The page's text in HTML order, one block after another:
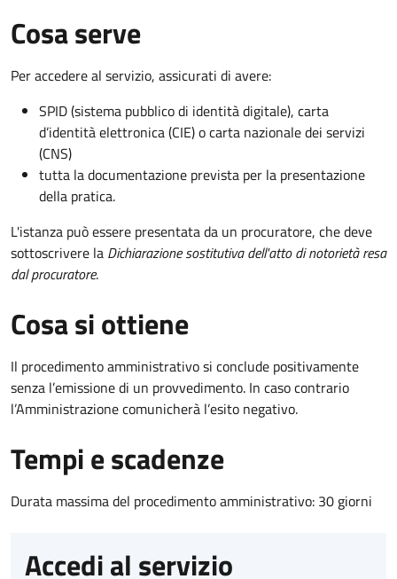
Cosa serve
Per accedere al servizio, assicurati di avere:
SPID (sistema pubblico di identità digitale), carta
d’identità elettronica (CIE) o carta nazionale dei servizi
(CNS)
tutta la documentazione prevista per la presentazione
della pratica.
L'istanza può essere presentata da un procuratore, che deve
sottoscrivere la Dichiarazione sostitutiva dell'atto di notorietà resa
dal procuratore.
Cosa si ottiene
Il procedimento amministrativo si conclude positivamente
senza l’emissione di un provvedimento. In caso contrario
l’Amministrazione comunicherà l’esito negativo.
Tempi e scadenze
Durata massima del procedimento amministrativo: 30 giorni
Accedi al servizio